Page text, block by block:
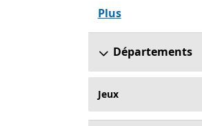
Plus
Départements
Jeux